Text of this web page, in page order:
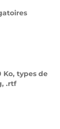
Ko, types de
.rtf